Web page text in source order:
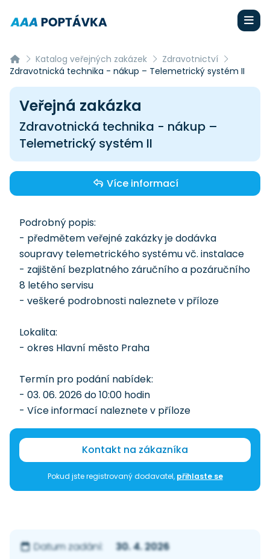
Katalog veřejných zakázek
Zdravotnictví
Zdravotnická technika - nákup – Telemetrický systém II
Veřejná zakázka
Zdravotnická technika - nákup –
Telemetrický systém II
Více informací
Podrobný popis:
- předmětem veřejné zakázky je dodávka
soupravy telemetrického systému vč. instalace
- zajištění bezplatného záručního a pozáručního
8 letého servisu
- veškeré podrobnosti naleznete v příloze
Lokalita:
- okres Hlavní město Praha
Termín pro podání nabídek:
- 03. 06. 2026 do 10:00 hodin
- Více informací naleznete v příloze
Kontakt na zákazníka
Pokud jste registrovaný dodavatel, přihlaste se
Datum zadání:
30. 4. 2026